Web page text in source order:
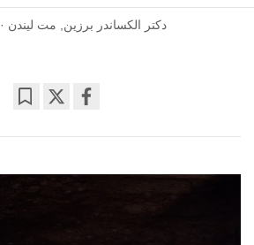
دکتر الکساندر برزین مت لیندن
on